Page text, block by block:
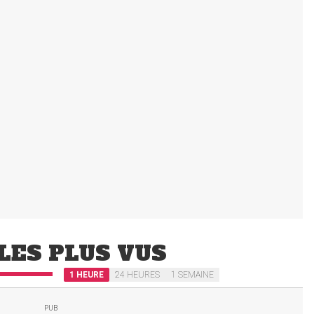
PLUS VUS
1 HEURE 24 HEURES 1 SEMAINE